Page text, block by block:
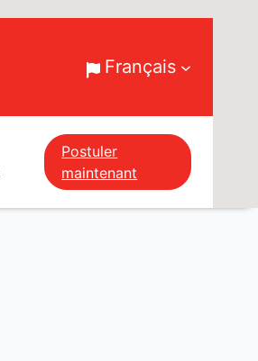
Français
Postuler
maintenant